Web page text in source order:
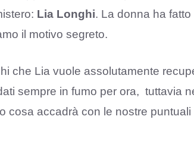
Lia Longhi. La donna ha fatto
il motivo segreto.
che Lia vuole assolutamente
sempre in fumo per ora, tuttavia
cosa accadrà con le nostre puntuali